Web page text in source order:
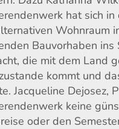
hat sich
Wohnraum
Bauvorhaben ins
die mit dem Land
kommt und
Jacqueline Dejosez,
keine
oder den